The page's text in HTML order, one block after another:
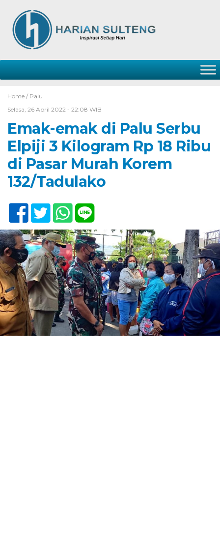
Home / Palu
Selasa, 26 April 2022 - 22:08 WIB
Emak-emak di Palu Serbu
Elpiji 3 Kilogram Rp 18 Ribu
di Pasar Murah Korem
132/Tadulako